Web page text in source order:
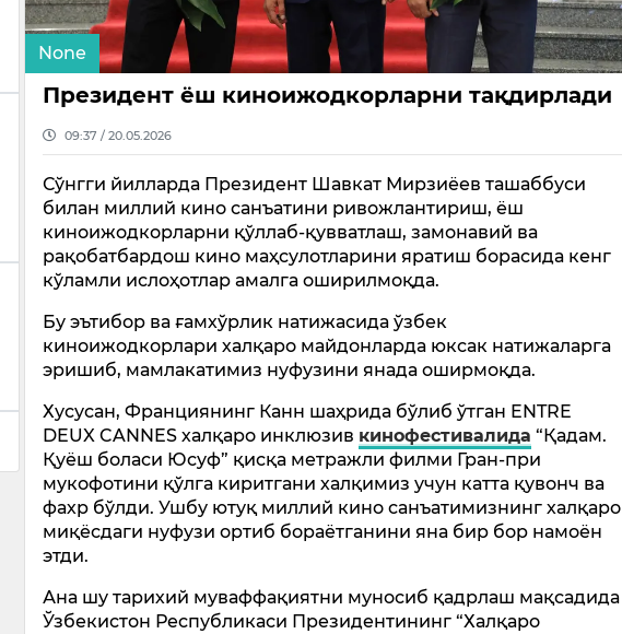
None
Президент ёш киноижодкорларни тақдирлади
09:37 / 20.05.2026
Сўнгги йилларда Президент Шавкат Мирзиёев ташаббуси
билан миллий кино санъатини ривожлантириш, ёш
киноижодкорларни қўллаб-қувватлаш, замонавий ва
рақобатбардош кино маҳсулотларини яратиш борасида кенг
кўламли ислоҳотлар амалга оширилмоқда.
Бу эътибор ва ғамхўрлик натижасида ўзбек
киноижодкорлари халқаро майдонларда юксак натижаларга
эришиб, мамлакатимиз нуфузини янада оширмоқда.
Хусусан, Франциянинг Канн шаҳрида бўлиб ўтган ENTRE
DEUX CANNES халқаро инклюзив кинофестивалида “Қадам.
Қуёш боласи Юсуф” қисқа метражли филми Гран-при
мукофотини қўлга киритгани халқимиз учун катта қувонч ва
фахр бўлди. Ушбу ютуқ миллий кино санъатимизнинг халқаро
миқёсдаги нуфузи ортиб бораётганини яна бир бор намоён
этди.
Ана шу тарихий муваффақиятни муносиб қадрлаш мақсадида
Ўзбекистон Республикаси Президентининг “Халқаро